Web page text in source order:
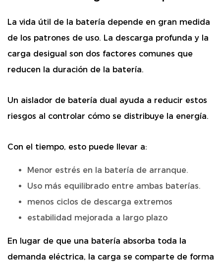
La vida útil de la batería depende en gran medida
de los patrones de uso. La descarga profunda y la
carga desigual son dos factores comunes que
reducen la duración de la batería.
Un aislador de batería dual ayuda a reducir estos
riesgos al controlar cómo se distribuye la energía.
Con el tiempo, esto puede llevar a:
Menor estrés en la batería de arranque.
Uso más equilibrado entre ambas baterías.
menos ciclos de descarga extremos
estabilidad mejorada a largo plazo
En lugar de que una batería absorba toda la
demanda eléctrica, la carga se comparte de forma